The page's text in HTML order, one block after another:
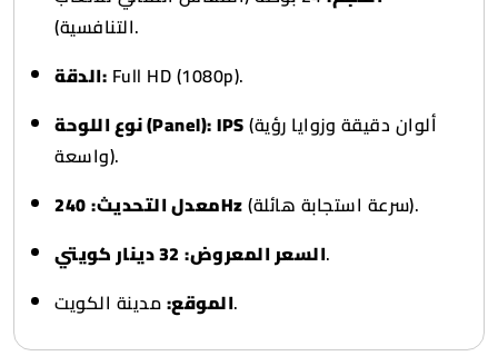
التنافسية).
الدقة: Full HD (1080p).
نوع اللوحة (Panel):IPS(ألوان دقيقة وزوايا رؤية
واسعة).
معدل التحديث:240Hz
(سرعة استجابة هائلة).
السعر المعروض: 32 دينار كويتي
.
الموقع:مدينة الكويت.